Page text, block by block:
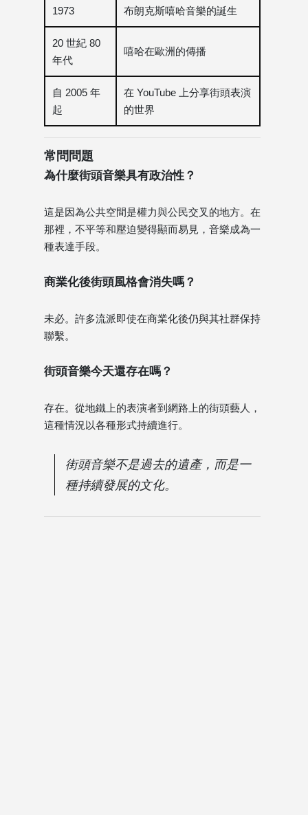
1973 布朗克斯嘻哈音樂的誕生
20 世紀 80
年代
嘻哈在歐洲的傳播
自 2005 年
起
在 YouTube 上分享街頭表演
的世界
常問問題
為什麼街頭音樂具有政治性？
這是因為公共空間是權力與公民交叉的地方。在
那裡，不平等和壓迫變得顯而易見，音樂成為一
種表達手段。
商業化後街頭風格會消失嗎？
未必。許多流派即使在商業化後仍與其社群保持
聯繫。
街頭音樂今天還存在嗎？
存在。從地鐵上的表演者到網路上的街頭藝人，
這種情況以各種形式持續進行。
街頭音樂不是過去的遺產，而是一
種持續發展的文化。